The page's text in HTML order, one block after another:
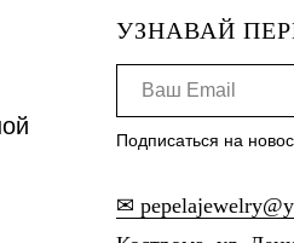
УЗНАВАЙ
Подписаться на
✉